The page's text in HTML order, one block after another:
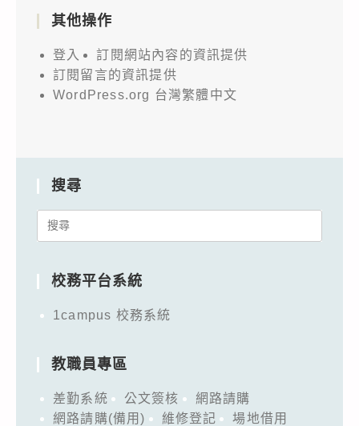
其他操作
登入
訂閱網站內容的資訊提供
訂閱留言的資訊提供
WordPress.org 台灣繁體中文
搜尋
Search
校務平台系統
1campus 校務系統
教職員專區
差勤系統 公文簽核
網路請購
網路請購(備用)
維修登記
場地借用